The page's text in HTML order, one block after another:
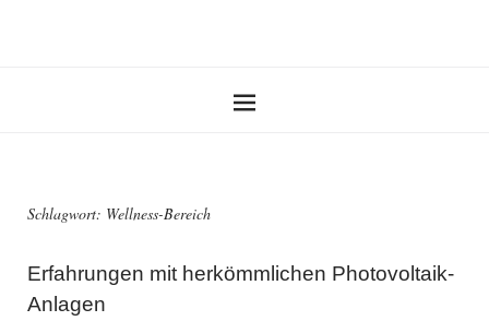
Schlagwort: Wellness-Bereich
Erfahrungen mit herkömmlichen Photovoltaik-
Anlagen